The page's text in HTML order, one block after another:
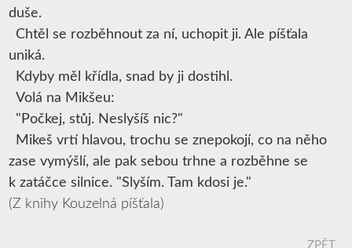
duše.
Chtěl se rozběhnout za ní, uchopit ji. Ale píšťala
uniká.
Kdyby měl křídla, snad by ji dostihl.
Volá na Mikšeu:
"Počkej, stůj. Neslyšíš nic?"
Mikeš vrtí hlavou, trochu se znepokojí, co na něho
zase vymýšlí, ale pak sebou trhne a rozběhne se
k zatáčce silnice. "Slyším. Tam kdosi je."
(Z knihy Kouzelná píšťala)
ZPĚT